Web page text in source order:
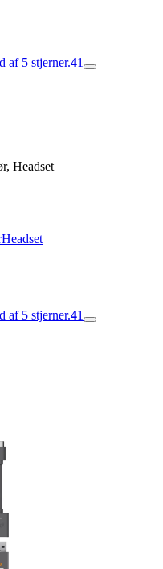
af 5 stjerner.41
Headset
Headset
af 5 stjerner.41